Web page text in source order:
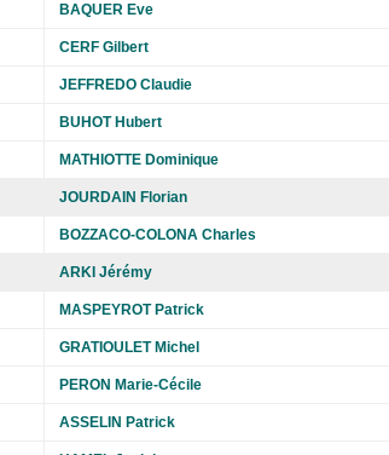
BAQUER Eve
CERF Gilbert
JEFFREDO Claudie
BUHOT Hubert
MATHIOTTE Dominique
JOURDAIN Florian
BOZZACO-COLONA Charles
ARKI Jérémy
MASPEYROT Patrick
GRATIOULET Michel
PERON Marie-Cécile
ASSELIN Patrick